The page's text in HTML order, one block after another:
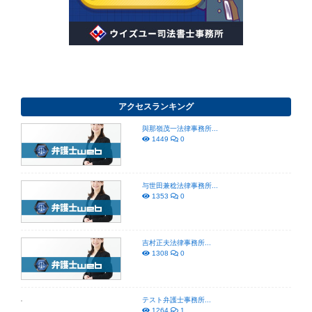
アクセスランキング
與那嶺茂一法律事務所...
1449
0
与世田兼稔法律事務所...
1353
0
吉村正夫法律事務所...
1308
0
テスト弁護士事務所...